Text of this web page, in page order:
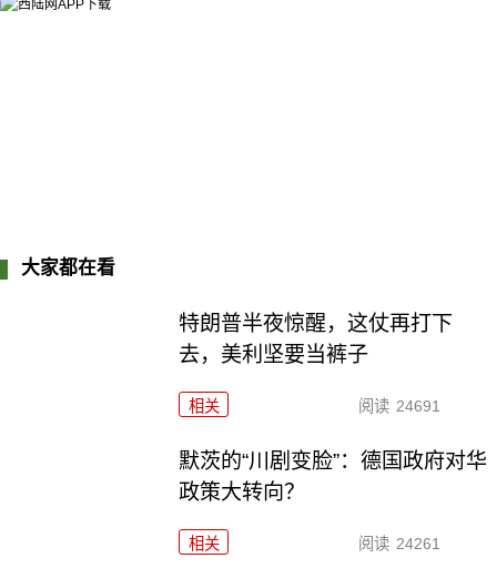
大家都在看
特朗普半夜惊醒，这仗再打下
去，美利坚要当裤子
相关 阅读 24691
默茨的“川剧变脸”：德国政府对华
政策大转向？
相关 阅读 24261